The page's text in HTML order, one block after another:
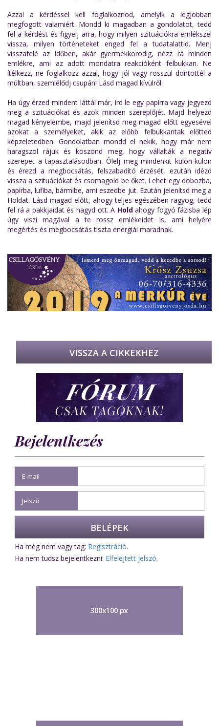
Azzal a kérdéssel kell foglalkoznod, amelyik a legjobban
megfogott valamiért. Mondd ki magadban a gondolatot, tedd
fel a kérdést és figyelj arra, hogy milyen szituációkra emlékszel
vissza, milyen történeteket enged fel a tudatalattid. Menj
visszafelé az időben, akár gyermekkorodig, nézz rá minden
emlékre, ami az adott mondatra reakcióként felbukkan. Ne
ítélkezz, ne foglalkozz azzal, hogy jól vagy rosszul döntöttél a
múltban, szemlélődj csupán! Lásd magad kívülről.
Ha úgy érzed mindent láttál már, írd le egy papírra vagy jegyezd
meg a szituációkat és azok minden szereplőjét. Majd helyezd
magad kényelembe, majd jelenítsd meg magad előtt egyesével
azokat a személyeket, akik az előbb felbukkantak előtted
képzeletedben. Gondolatban mondd el nekik, hogy már nem
haragszol rájuk és köszönd meg, hogy vállalták a negatív
szerepet a tapasztalásodban. Ölelj meg mindenkit külön-külön
és érezd a megbocsátás, felszabadító érzését, ezután idézd
vissza a szituációkat és csomagold be őket. Lehet egy dobozba,
papírba, lufiba, bármibe, ami eszedbe jut. Ezután jelenítsd meg a
Holdat. Lásd magad előtt, ahogy teljes egészében ragyog, tedd
fel rá a pakkjaidat és hagyd ott. A Holdahogy fogyó fázisba lép
úgy viszi magával a te rossz emlékeidet is, ami helyére
megértés és megbocsátás tiszta energiái maradnak.
VISSZA A CIKKEKHEZ
Bejelentkezés
E-mail
Jelszó
Ha még nem vagy tag: Regisztráció.
Ha nem tudsz bejelentkezni: Elfelejtett jelszó.